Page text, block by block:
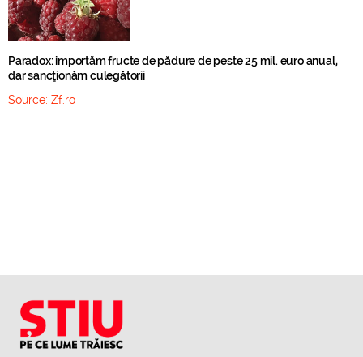
Paradox: importăm fructe de pădure de peste 25 mil. euro anual,
dar sancţionăm culegătorii
Source: Zf.ro